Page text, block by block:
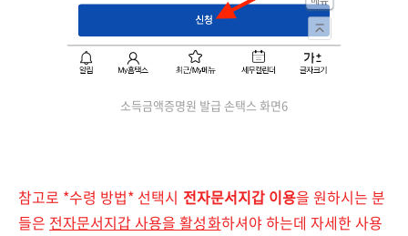
소득금액증명원 발급 손택스 화면6
참고로 *수령 방법* 선택시 전자문서지갑 이용을 원하시는 분
들은 전자문서지갑 사용을 활성화하셔야 하는데 자세한 사용